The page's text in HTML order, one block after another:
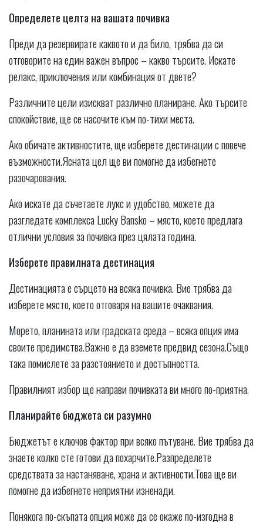
Определете целта на вашата почивка
Преди да резервирате каквото и да било, трябва да си
отговорите на един важен въпрос – какво търсите. Искате
релакс, приключения или комбинация от двете?
Различните цели изискват различно планиране. Ако търсите
спокойствие, ще се насочите към по-тихи места.
Ако обичате активностите, ще изберете дестинации с повече
възможности.Ясната цел ще ви помогне да избегнете
разочарования.
Ако искате да съчетаете лукс и удобство, можете да
разгледате комплекса Lucky Bansko – място, което предлага
отлични условия за почивка през цялата година.
Изберете правилната дестинация
Дестинацията е сърцето на всяка почивка. Вие трябва да
изберете място, което отговаря на вашите очаквания.
Морето, планината или градската среда – всяка опция има
своите предимства.Важно е да вземете предвид сезона.Също
така помислете за разстоянието и достъпността.
Правилният избор ще направи почивката ви много по-приятна.
Планирайте бюджета си разумно
Бюджетът е ключов фактор при всяко пътуване. Вие трябва да
знаете колко сте готови да похарчите.Разпределете
средствата за настаняване, храна и активности.Това ще ви
помогне да избегнете неприятни изненади.
Понякога по-скъпата опция може да се окаже по-изгодна в